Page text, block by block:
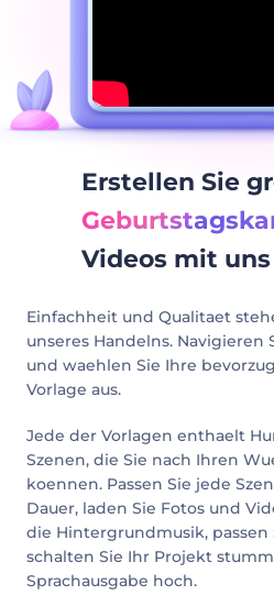
Erstellen Sie
Videos mit uns
Einfachheit und Qualitaet
unseres Handelns. Navigieren
und waehlen Sie Ihre
Vorlage aus.
Jede der Vorlagen enthaelt
Szenen, die Sie nach Ihren
koennen. Passen Sie jede
Dauer, laden Sie Fotos und
die Hintergrundmusik, passen
schalten Sie Ihr Projekt
Sprachausgabe hoch.